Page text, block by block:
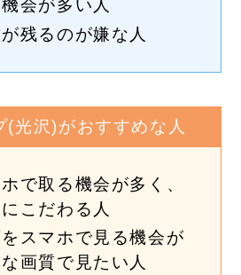
会が多い人
残るのが嫌な人
(光沢)がおすすめな人
で取る機会が多く、
こだわる人
スマホで見る機会が
画質で見たい人